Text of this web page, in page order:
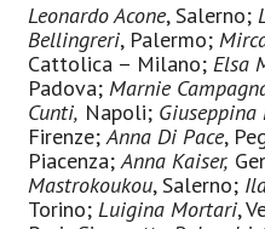
Leonardo Acone, Salerno;
Bellingreri, Palermo;
Cattolica – Milano; Elsa
Padova; Marnie
Cunti, Napoli; Giuseppina
Firenze;Anna Di Pace,
Piacenza;Anna Kaiser,
Mastrokoukou, Salerno;
Torino; Luigina Mortari,